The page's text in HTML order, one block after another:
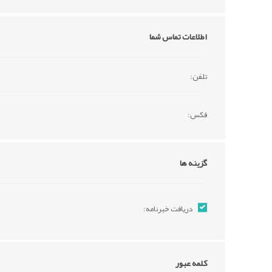
اطلاعات تماس شما
تلفن:
فکس:
گزینه ها
دریافت خبرنامه:
کلمه عبور